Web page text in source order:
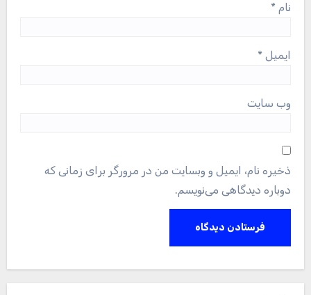
نام *
ایمیل *
وب‌ سایت
ذخیره نام، ایمیل و وبسایت من در مرورگر برای زمانی که
دوباره دیدگاهی می‌نویسم.